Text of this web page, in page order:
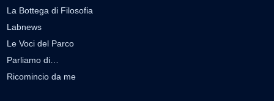
La Bottega di Filosofia
Labnews
Le Voci del Parco
Parliamo di…
Ricomincio da me